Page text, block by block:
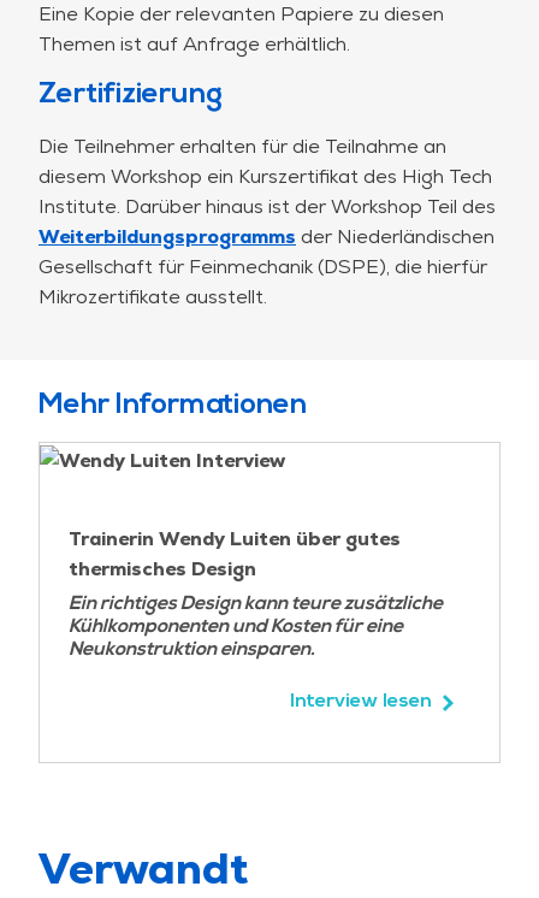
Eine Kopie der relevanten Papiere zu diesen
Themen ist auf Anfrage erhältlich.
Zertifizierung
Die Teilnehmer erhalten für die Teilnahme an
diesem Workshop ein Kurszertifikat des High Tech
Institute. Darüber hinaus ist der Workshop Teil des
Weiterbildungsprogramms der Niederländischen
Gesellschaft für Feinmechanik (DSPE), die hierfür
Mikrozertifikate ausstellt.
Mehr Informationen
Trainerin Wendy Luiten über gutes
thermisches Design
Ein richtiges Design kann teure zusätzliche
Kühlkomponenten und Kosten für eine
Neukonstruktion einsparen.
Interview lesen
Verwandt